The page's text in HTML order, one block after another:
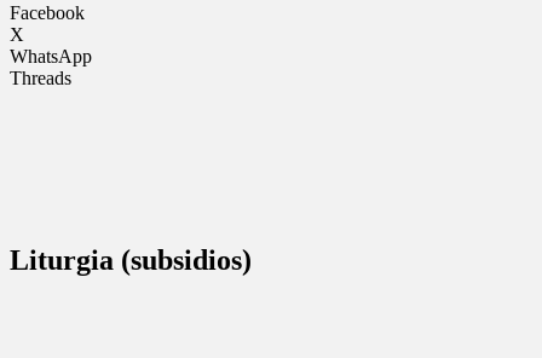
Facebook
X
WhatsApp
Threads
Liturgia (subsidios)